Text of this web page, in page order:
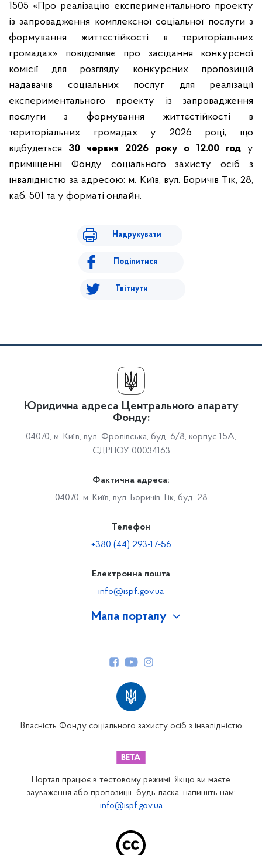
1505 «Про реалізацію експериментального проекту
із запровадження комплексної соціальної послуги з
формування життєстійкості в територіальних
громадах» повідомляє про засідання
конкурсної
комісії для розгляду конкурсних пропозицій
надавачів соціальних послуг для реалізації
експериментального проекту із запровадження
послуги з формування життєстійкості в
територіальних громадах у 2026 році, що
відбудеться 30 червня 2026 року о 12.00 год у
приміщенні Фонду соціального захисту осіб з
інвалідністю за адресою: м. Київ, вул. Боричів Тік, 28,
каб. 501 та у форматі онлайн.
Надрукувати
Поділитися
Твітнути
Мапа порталу
Закарпатське відділення
Запорізьке відділення
Юридична адреса Центрального апарату
Фонду:
04070, м. Київ, вул. Фролівська, буд. 6/8, корпус 15А,
ЄДРПОУ 00034163
Фактична адреса:
04070, м. Київ, вул. Боричів Тік, буд. 28
Телефон
+380 (44) 293-17-56
Електронна пошта
info@ispf.gov.ua
Власність Фонду соціального захисту осіб з інвалідністю
Портал працює в тестовому режимі. Якщо ви маєте
зауваження або пропозиції, будь ласка, напишіть нам:
info@ispf.gov.ua